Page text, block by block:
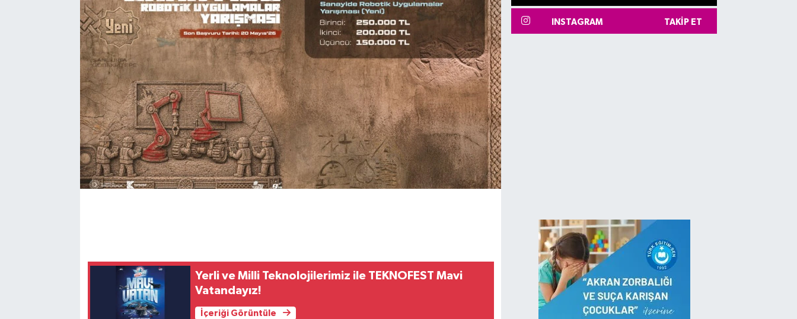
Yerli ve Milli Teknolojilerimiz ile TEKNOFEST Mavi
Vatandayız!
İçeriği Görüntüle
INSTAGRAM TAKIP ET